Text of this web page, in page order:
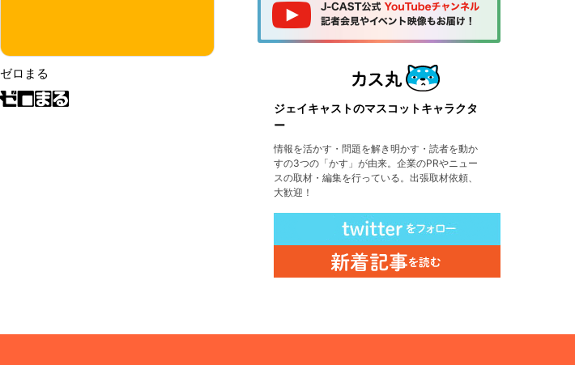
ゼロまる
ジェイキャストのマスコットキャラクタ
ー
情報を活かす・問題を解き明かす・読者を動か
すの3つの「かす」が由来。企業のPRやニュー
スの取材・編集を行っている。出張取材依頼、
大歓迎！